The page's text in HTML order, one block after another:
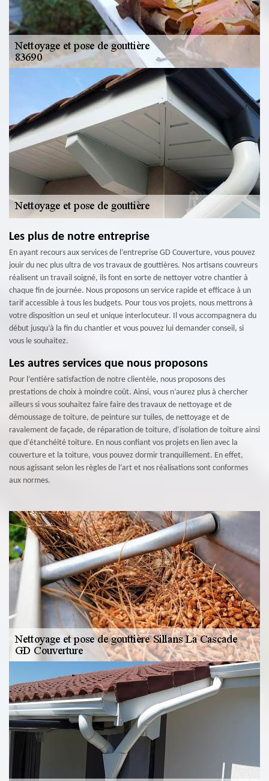
Les plus de notre entreprise
En ayant recours aux services de l’entreprise GD Couverture, vous pouvez
jouir du nec plus ultra de vos travaux de gouttières. Nos artisans couvreurs
réalisent un travail soigné, ils font en sorte de nettoyer votre chantier à
chaque fin de journée. Nous proposons un service rapide et efficace à un
tarif accessible à tous les budgets. Pour tous vos projets, nous mettrons à
votre disposition un seul et unique interlocuteur. Il vous accompagnera du
début jusqu’à la fin du chantier et vous pouvez lui demander conseil, si
vous le souhaitez.
Les autres services que nous proposons
Pour l’entière satisfaction de notre clientèle, nous proposons des
prestations de choix à moindre coût. Ainsi, vous n’aurez plus à chercher
ailleurs si vous souhaitez faire faire des travaux de nettoyage et de
démoussage de toiture, de peinture sur tuiles, de nettoyage et de
ravalement de façade, de réparation de toiture, d’isolation de toiture ainsi
que d’étanchéité toiture. En nous confiant vos projets en lien avec la
couverture et la toiture, vous pouvez dormir tranquillement. En effet,
nous agissant selon les règles de l’art et nos réalisations sont conformes
aux normes.